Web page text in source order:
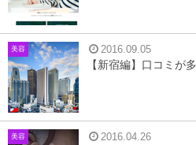
美容 2016.09.05
【新宿編】口コミが
美容 2016.04.26